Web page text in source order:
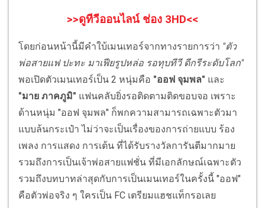
>>ดูทีวีออนไลน์ ช่อง 3HD<<
โดยก่อนหน้านี้มีคำใบ้เมนเทอร์จากทางรายการว่า "ตัว
พ่อสายแฟ ปะทะ มาเฟียรูปหล่อ รอทุบทีวี ดีกรีระดับโลก"
พอเปิดตัวเมนเทอร์เป็น 2 หนุ่มคือ "ออฟ จุมพล" และ
"มาย ภาคภูมิ" แฟนคลับยิ่งรอติดตามติดขอบจอ เพราะ
ด้านหนุ่ม "ออฟ จุมพล" ก็พกความสามารถเฉพาะตัวมา
แบบล้นกระเป๋า ไม่ว่าจะเป็นเรื่องของการถ่ายแบบ ร้อง
เพลง การแสดง การเต้น ที่ได้รับรางวัลการันตีมากมาย
รวมถึงการเป็นเจ้าพ่อสายแฟชั่น ที่มีเอกลักษณ์เฉพาะตัว
รวมถึงบทบาทล่าสุดกับการเป็นเมนเทอร์ในครั้งนี้ "ออฟ"
คือตัวพ่อจริง ๆ ใครเป็น FC เตรียมแฮชแท็กรอเลย